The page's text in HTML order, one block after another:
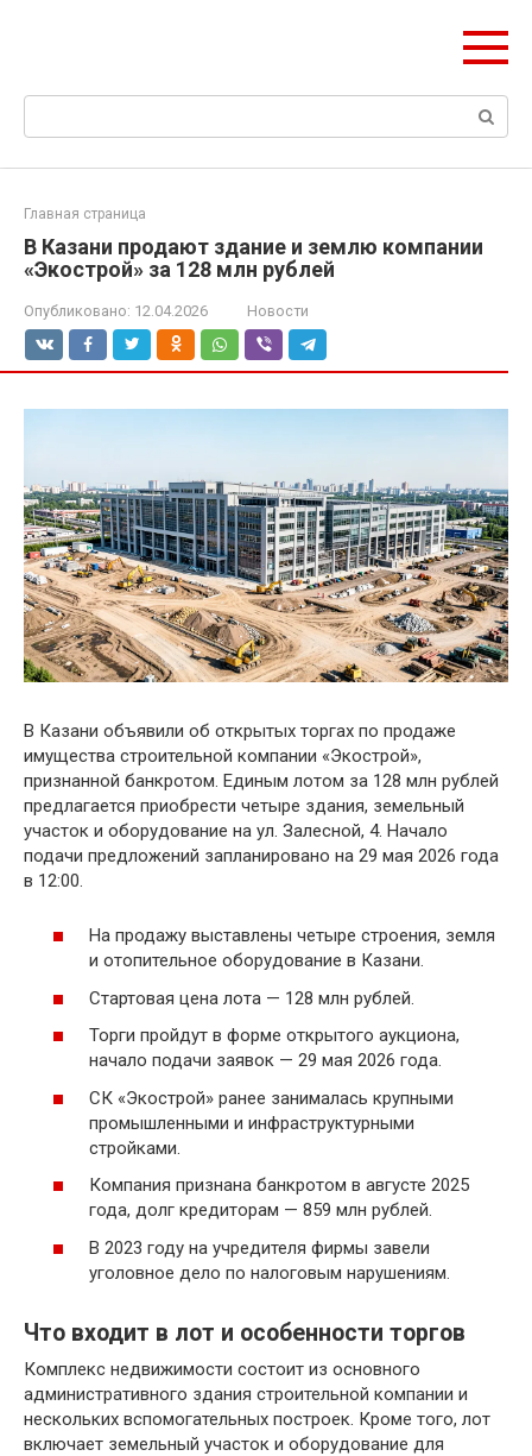
Поиск:
Главная страница
В Казани продают здание и землю компании
«Экострой» за 128 млн рублей
Опубликовано: 12.04.2026 Новости
В Казани объявили об открытых торгах по продаже
имущества строительной компании «Экострой»,
признанной банкротом. Единым лотом за 128 млн рублей
предлагается приобрести четыре здания, земельный
участок и оборудование на ул. Залесной, 4. Начало
подачи предложений запланировано на 29 мая 2026 года
в 12:00.
На продажу выставлены четыре строения, земля
и отопительное оборудование в Казани.
Стартовая цена лота — 128 млн рублей.
Торги пройдут в форме открытого аукциона,
начало подачи заявок — 29 мая 2026 года.
СК «Экострой» ранее занималась крупными
промышленными и инфраструктурными
стройками.
Компания признана банкротом в августе 2025
года, долг кредиторам — 859 млн рублей.
В 2023 году на учредителя фирмы завели
уголовное дело по налоговым нарушениям.
Что входит в лот и особенности торгов
Комплекс недвижимости состоит из основного
административного здания строительной компании и
нескольких вспомогательных построек. Кроме того, лот
включает земельный участок и оборудование для